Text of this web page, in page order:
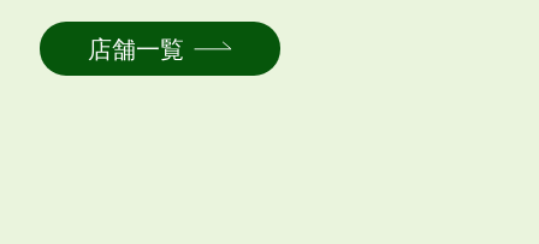
店舗一覧